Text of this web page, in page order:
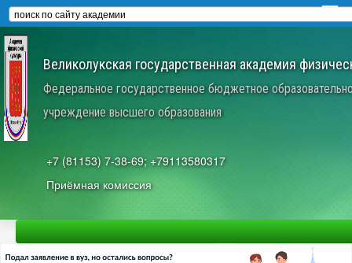
Великолукская государственная академия
Федеральное государственное бюджетное
учреждение высшего образования
+7 (81153) 7-38-69; +79113580317
Приёмная комиссия